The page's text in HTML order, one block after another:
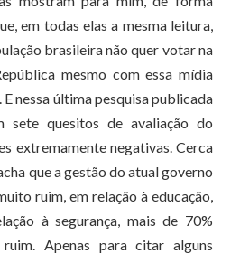
em todas elas a mesma leitura,
brasileira não quer votar na
mesmo com essa mídia
nessa última pesquisa publicada
sete quesitos de avaliação do
extremamente negativas. Cerca
que a gestão do atual governo
ruim, em relação à educação,
à segurança, mais de 70%
Apenas para citar alguns